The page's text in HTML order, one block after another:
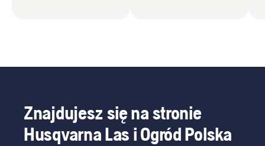
Znajdujesz się na stronie
Husqvarna Las i Ogród Polska